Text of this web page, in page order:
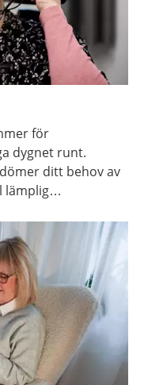
för
dygnet runt.
ditt behov av
lämplig